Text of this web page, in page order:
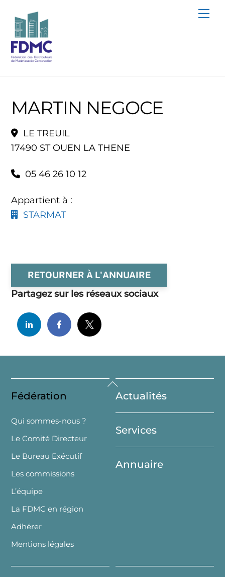
content
MARTIN NEGOCE
LE TREUIL
17490 ST OUEN LA THENE
05 46 26 10 12
Appartient à :
STARMAT
RETOURNER À L'ANNUAIRE
Partagez sur les réseaux sociaux
Back
To
Top
Fédération
Qui sommes-nous ?
Le Comité Directeur
Le Bureau Exécutif
Les commissions
L’équipe
La FDMC en région
Adhérer
Mentions légales
Actualités
Services
Annuaire